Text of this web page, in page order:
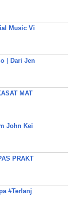
Music Vi
| Dari Jen
MAT
John Kei
PRAKT
#Terlanj